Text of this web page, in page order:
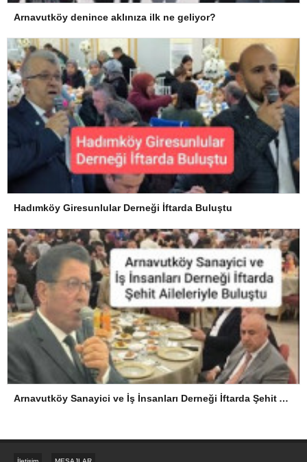
Arnavutköy denince aklınıza ilk ne geliyor?
Hadımköy Giresunlular Derneği İftarda Buluştu
Arnavutköy Sanayici ve İş İnsanları Derneği İftarda Şehit Aileleriyle Buluştu